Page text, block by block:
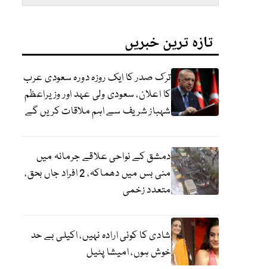
تازہ ترین خبریں
ترک صدر کا ایک روزہ دورہ سعودی عرب
کا اعلان، سعودی ولی عہد اور وزیراعظم
شہباز شریف سے اہم ملاقات کریں گے
دمشق کے نواحی علاقے جرمانہ میں
منی بس میں دھماکہ، 2 افراد جاں بحق،
متعدد زخمی
شادی کا کوئی ارادہ نہیں، اکیلی بے حد
خوش ہوں، امیشا پٹیل